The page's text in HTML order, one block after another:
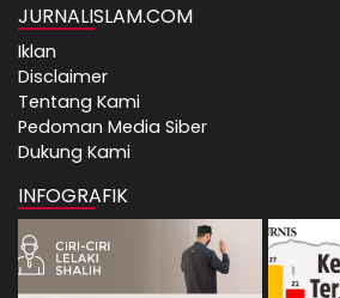
JURNALISLAM.COM
Iklan
Disclaimer
Tentang Kami
Pedoman Media Siber
Dukung Kami
INFOGRAFIK